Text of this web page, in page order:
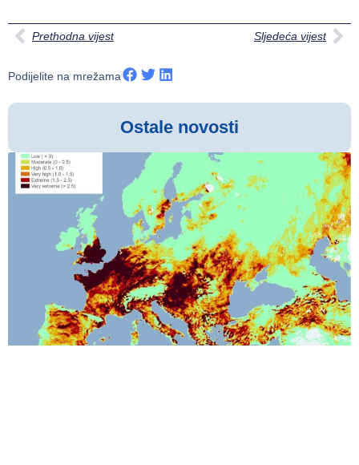
Prethodna vijest Sljedeća vijest
Podijelite na mrežama
Ostale novosti